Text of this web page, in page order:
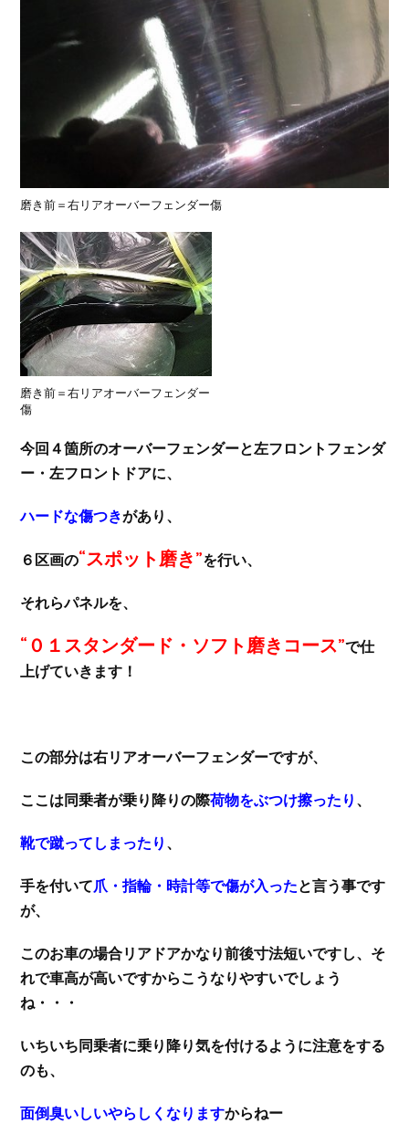
磨き前＝右リアオーバーフェンダー傷
磨き前＝右リアオーバーフェンダー
傷
今回４箇所のオーバーフェンダーと左フロントフェンダ
ー・左フロントドアに、
ハードな傷つきがあり、
６区画の“スポット磨き”を行い、
それらパネルを、
“０１スタンダード・ソフト磨きコース”で仕
上げていきます！
この部分は右リアオーバーフェンダーですが、
ここは同乗者が乗り降りの際荷物をぶつけ擦ったり 、
靴で蹴ってしまったり 、
手を付いて爪・指輪・時計等で傷が入ったと言う事です
が、
このお車の場合リアドアかなり前後寸法短いですし、そ
れで車高が高いですからこうなりやすいでしょう
ね・・・
いちいち同乗者に乗り降り気を付けるように注意をする
のも、
面倒臭いしいやらしくなりますからねー